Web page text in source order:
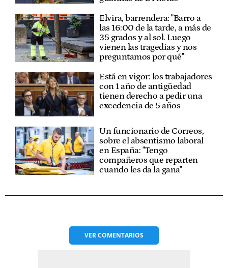
Elvira, barrendera: "Barro a
las 16:00 de la tarde, a más de
35 grados y al sol. Luego
vienen las tragedias y nos
preguntamos por qué"
Está en vigor: los trabajadores
con 1 año de antigüedad
tienen derecho a pedir una
excedencia de 5 años
Un funcionario de Correos,
sobre el absentismo laboral
en España: "Tengo
compañeros que reparten
cuando les da la gana"
VERCOMENTARIOS